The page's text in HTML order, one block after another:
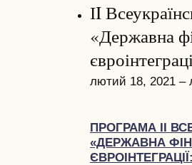
ІI
«Державна
лютий 18, 2021 –
ПРОГРАМА ІІ
«ДЕРЖАВНА